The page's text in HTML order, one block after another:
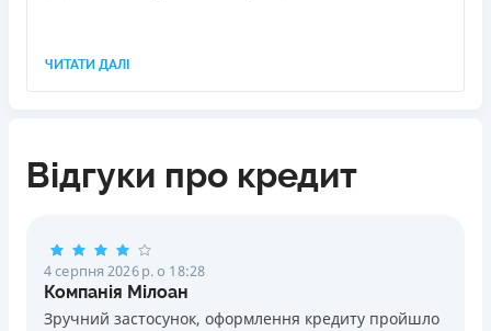
ЧИТАТИ ДАЛІ
Відгуки про кредит
4 серпня 2026 р. о 18:28
Компанія Мілоан
Зручний застосунок, оформлення кредиту пройшло